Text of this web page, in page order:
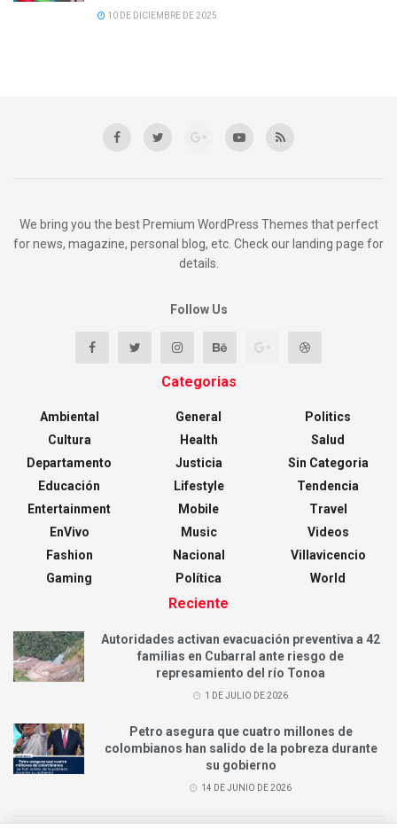
10 DE DICIEMBRE DE 2025
We bring you the best Premium WordPress Themes that perfect
for news, magazine, personal blog, etc. Check our landing page for
details.
Follow Us
Categorias
Ambiental
Cultura
Departamento
Educación
Entertainment
EnVivo
Fashion
Gaming
General
Health
Justicia
Lifestyle
Mobile
Music
Nacional
Política
Politics
Salud
Sin Categoria
Tendencia
Travel
Videos
Villavicencio
World
Reciente
Autoridades activan evacuación preventiva a 42
familias en Cubarral ante riesgo de
represamiento del río Tonoa
1 DE JULIO DE 2026
Petro asegura que cuatro millones de
colombianos han salido de la pobreza durante
su gobierno
14 DE JUNIO DE 2026